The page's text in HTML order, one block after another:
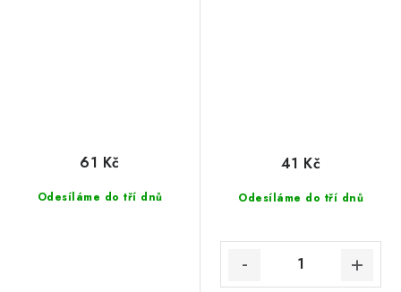
Odesíláme do tří dnů
61 Kč
Odesíláme do tří dnů
41 Kč